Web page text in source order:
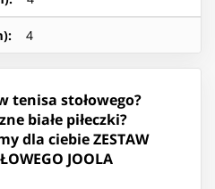
: 4
tenisa stołowego?
białe piłeczki?
dla ciebie ZESTAW
JOOLA